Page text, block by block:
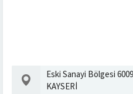
Eski Sanayi Bölgesi
KAYSERİ